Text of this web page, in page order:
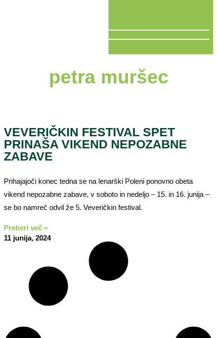
petra muršec
VEVERIČKIN FESTIVAL SPET
PRINAŠA VIKEND NEPOZABNE
ZABAVE
Prihajajoči konec tedna se na lenarški Poleni ponovno obeta
vikend nepozabne zabave, v soboto in nedeljo – 15. in 16. junija –
se bo namreč odvil že 5. Veveričkin festival.
Preberi več »
11 junija, 2024